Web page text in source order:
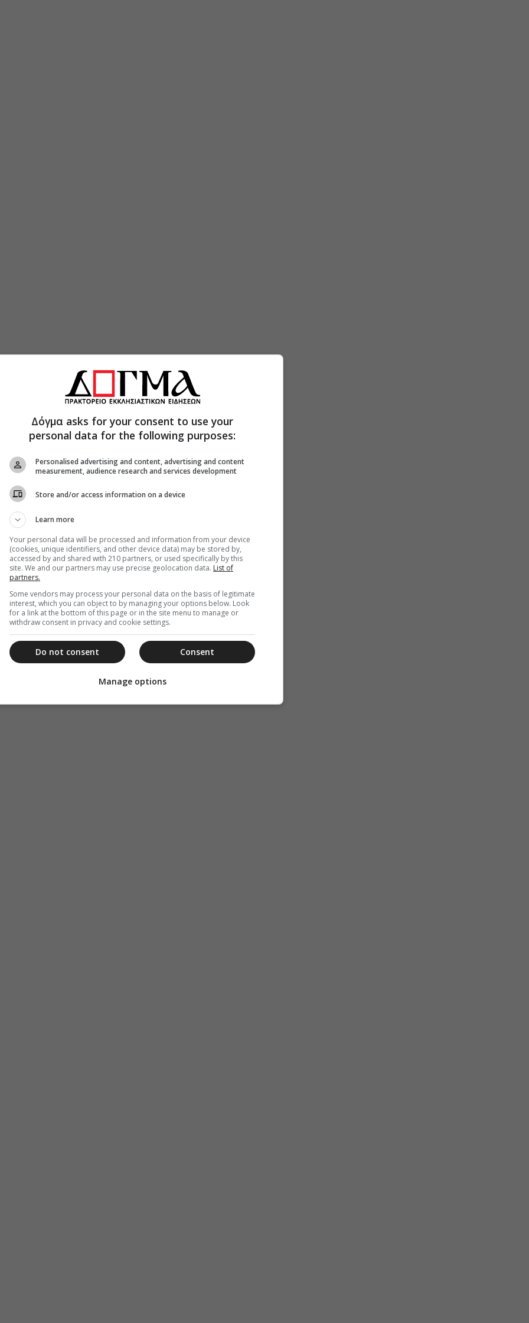
Λευκάδος κ. Αθανάσιος Καββαδάς, ο
και ο Πρόεδρος της Τοπικής Κοινότητας
Ακολουθίας ο Σεβασμιώτατος
του Οικονόμου στον εφημέριο π. Δημήτριο
σάρκα υιό του π. Δημητρίου, Παναγιώτη
πατέρα και υιού και ευχαριστώντας
φιλοξενία.
το Σεβασμιώτατο για την διπλή τιμή
Πανήγυρη της ενορίας του Βουρνικά. Στη
και υιικής αγάπης ο π. Δημήτριος
μας ένα επιγονάτιο με τον Ευαγγελιστή
είναι αφιερωμένη η Ιερά Μονή στην
της οποίας είναι και η δεύτερη κατά
Δόγμα asks for your consent to use your
personal data for the following purposes:
Personalised advertising and content, advertising and content
measurement, audience research and services development
Store and/or access information on a device
Learn more
Your personal data will be processed and information from your device
(cookies, unique identifiers, and other device data) may be stored by,
accessed by and shared with 210 partners, or used specifically by this
site. We and our partners may use precise geolocation data. List of
partners.
Some vendors may process your personal data on the basis of legitimate
interest, which you can object to by managing your options below. Look
for a link at the bottom of this page or in the site menu to manage or
withdraw consent in privacy and cookie settings.
Consent
Do not consent
Manage options